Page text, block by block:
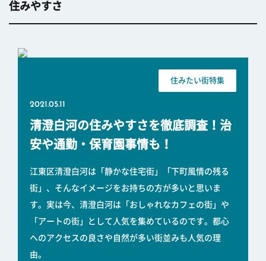
住みやすさ
住みたい街特集
2021.05.11
清澄白河の住みやすさを徹底調査！治
安や通勤・保育園事情も！
江東区清澄白河は「静かな住宅街」「下町風情の残る
街」、そんなイメージをお持ちの方が多いと思いま
す。実は今、清澄白河は「おしゃれなカフェの街」や
「アートの街」として人気を集めているのです。都心
へのアクセスの良さや自然が多い街並みも人気の理
由。